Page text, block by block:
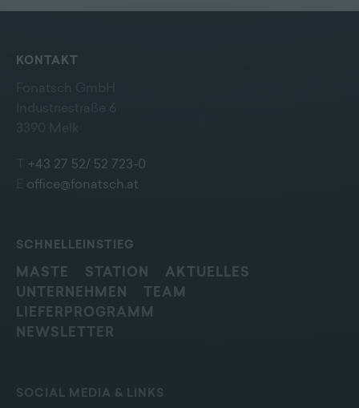
KONTAKT
+43 27 52/ 52 723-0
office@fonatsch.at
SCHNELLEINSTIEG
MASTE STATION
AKTUELLES
UNTERNEHMEN
TEAM
LIEFERPROGRAMM
NEWSLETTER
SOCIAL MEDIA & LINKS